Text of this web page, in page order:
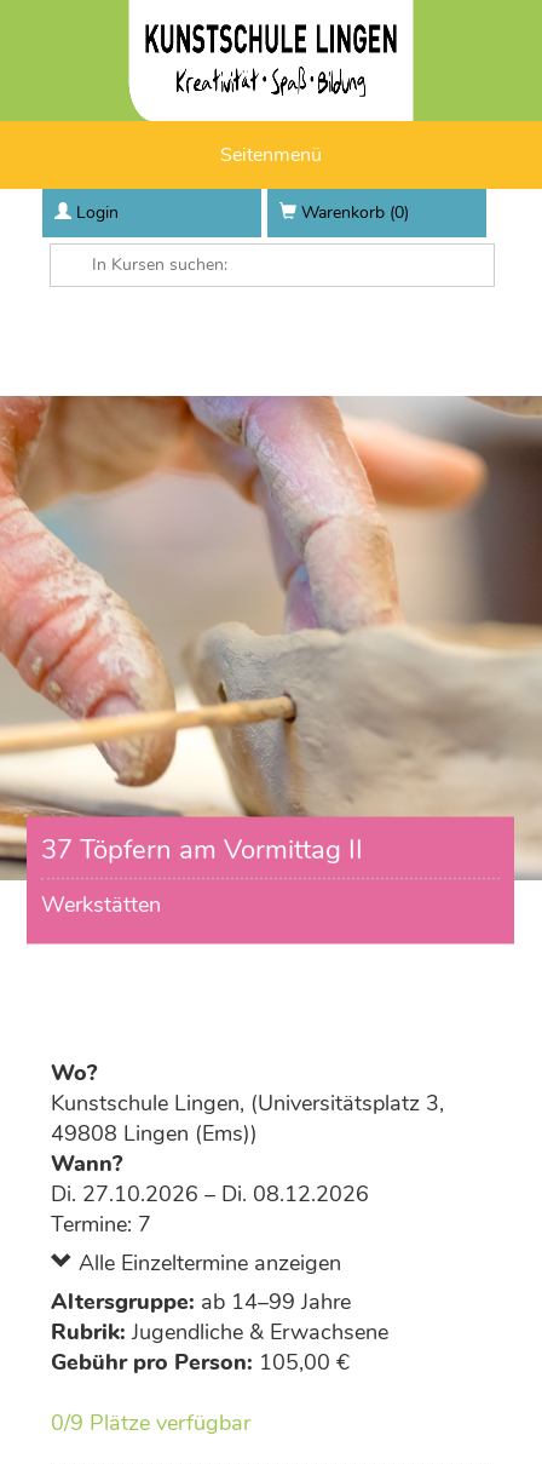
Seitenmenü
Login Warenkorb (0)
37 Töpfern am Vormittag II
Werkstätten
Wo?
Kunstschule Lingen, (Universitätsplatz 3,
49808 Lingen (Ems))
Wann?
Di. 27.10.2026 – Di. 08.12.2026
Termine: 7
Alle Einzeltermine anzeigen
Altersgruppe: ab 14–99 Jahre
Rubrik: Jugendliche & Erwachsene
Gebühr pro Person: 105,00 €
0/9 Plätze verfügbar